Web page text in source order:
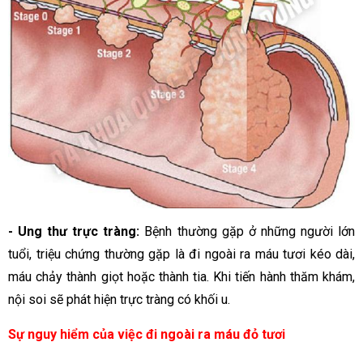
- Ung thư trực tràng: Bệnh thường gặp ở những người lớn
tuổi, triệu chứng thường gặp là đi ngoài ra máu tươi kéo dài,
máu chảy thành giọt hoặc thành tia. Khi tiến hành thăm khám,
nội soi sẽ phát hiện trực tràng có khối u.
Sự nguy hiểm của việc đi ngoài ra máu đỏ tươi